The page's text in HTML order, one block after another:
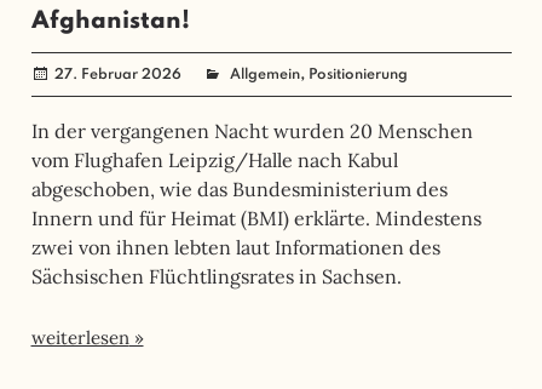
Afghanistan!
27. Februar 2026 angela mueller
Allgemein, Positionierung
In der vergangenen Nacht wurden 20 Menschen
vom Flughafen Leipzig/Halle nach Kabul
abgeschoben, wie das Bundesministerium des
Innern und für Heimat (BMI) erklärte. Mindestens
zwei von ihnen lebten laut Informationen des
Sächsischen Flüchtlingsrates in Sachsen.
weiterlesen